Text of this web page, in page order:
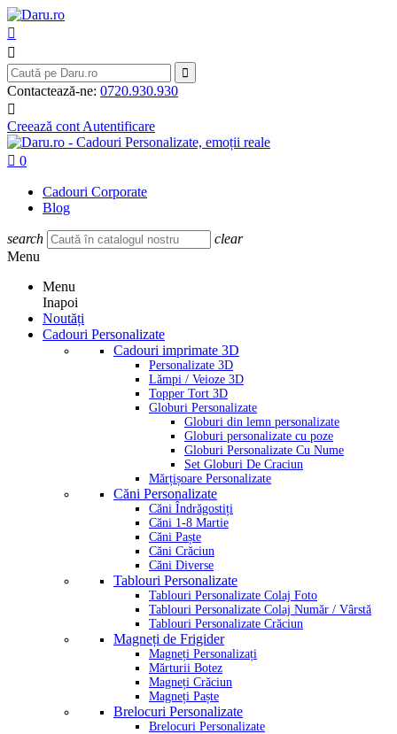



Contactează-ne: 0720.930.930

Creează cont Autentificare
 0
Cadouri Corporate
Blog
search
clear
Menu
Menu
Inapoi
Noutăți
Cadouri Personalizate
Cadouri imprimate 3D
Personalizate 3D
Lămpi / Veioze 3D
Topper Tort 3D
Globuri Personalizate
Globuri din lemn personalizate
Globuri personalizate cu poze
Globuri Personalizate Cu Nume
Set Globuri De Craciun
Mărțișoare Personalizate
Căni Personalizate
Căni Îndrăgostiți
Căni 1-8 Martie
Căni Paște
Căni Crăciun
Căni Diverse
Tablouri Personalizate
Tablouri Personalizate Colaj Foto
Tablouri Personalizate Colaj Număr / Vârstă
Tablouri Personalizate Crăciun
Magneți de Frigider
Magneți Personalizați
Mărturii Botez
Magneți Crăciun
Magneți Paște
Brelocuri Personalizate
Brelocuri Personalizate